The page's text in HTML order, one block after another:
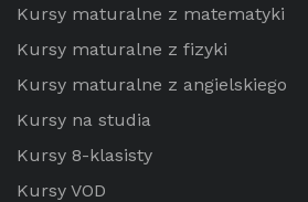
Kursy maturalne z matematyki
Kursy maturalne z fizyki
Kursy maturalne z angielskiego
Kursy na studia
Kursy 8-klasisty
Kursy VOD